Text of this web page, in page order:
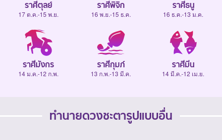
ราศีตุลย์
17 ต.ค.-15 พ.ย.
ราศีพิจิก
16 พ.ย.-15 ธ.ค.
ราศีธนู
16 ธ.ค.-13 ม.ค.
ราศีมังกร
14 ม.ค.-12 ก.พ.
ราศีกุมภ์
13 ก.พ.-13 มี.ค.
ราศีมีน
14 มี.ค.-12 เม.ย.
ทำนายดวงชะตารูปแบบอื่น